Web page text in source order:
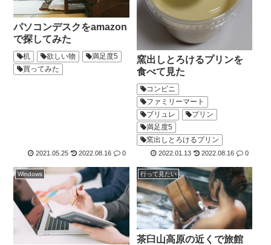
パソコンデスクをamazon
で探してみた
机 欲しい物
満足度5
買ってみた
2021.05.25 2022.08.16 0
窯出しとろけるプリンを
食べて見た
コンビニ
ファミリーマート
ブリュレ
プリン
満足度5
窯出しとろけるプリン
2022.01.13 2022.08.16 0
Windows 行って見たい
茶臼山高原の近くで旅館